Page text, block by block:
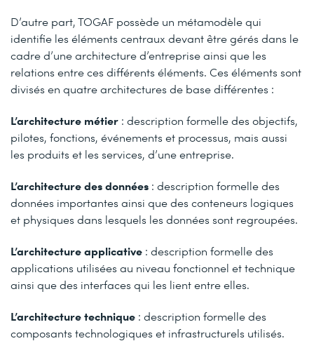
D’autre part, TOGAF possède un métamodèle qui
identifie les éléments centraux devant être gérés dans le
cadre d’une architecture d’entreprise ainsi que les
relations entre ces différents éléments. Ces éléments sont
divisés en quatre architectures de base différentes :
L’architecture métier : description formelle des objectifs,
pilotes, fonctions, événements et processus, mais aussi
les produits et les services, d’une entreprise.
L’architecture des données : description formelle des
données importantes ainsi que des conteneurs logiques
et physiques dans lesquels les données sont regroupées.
L’architecture applicative : description formelle des
applications utilisées au niveau fonctionnel et technique
ainsi que des interfaces qui les lient entre elles.
L’architecture technique : description formelle des
composants technologiques et infrastructurels utilisés.